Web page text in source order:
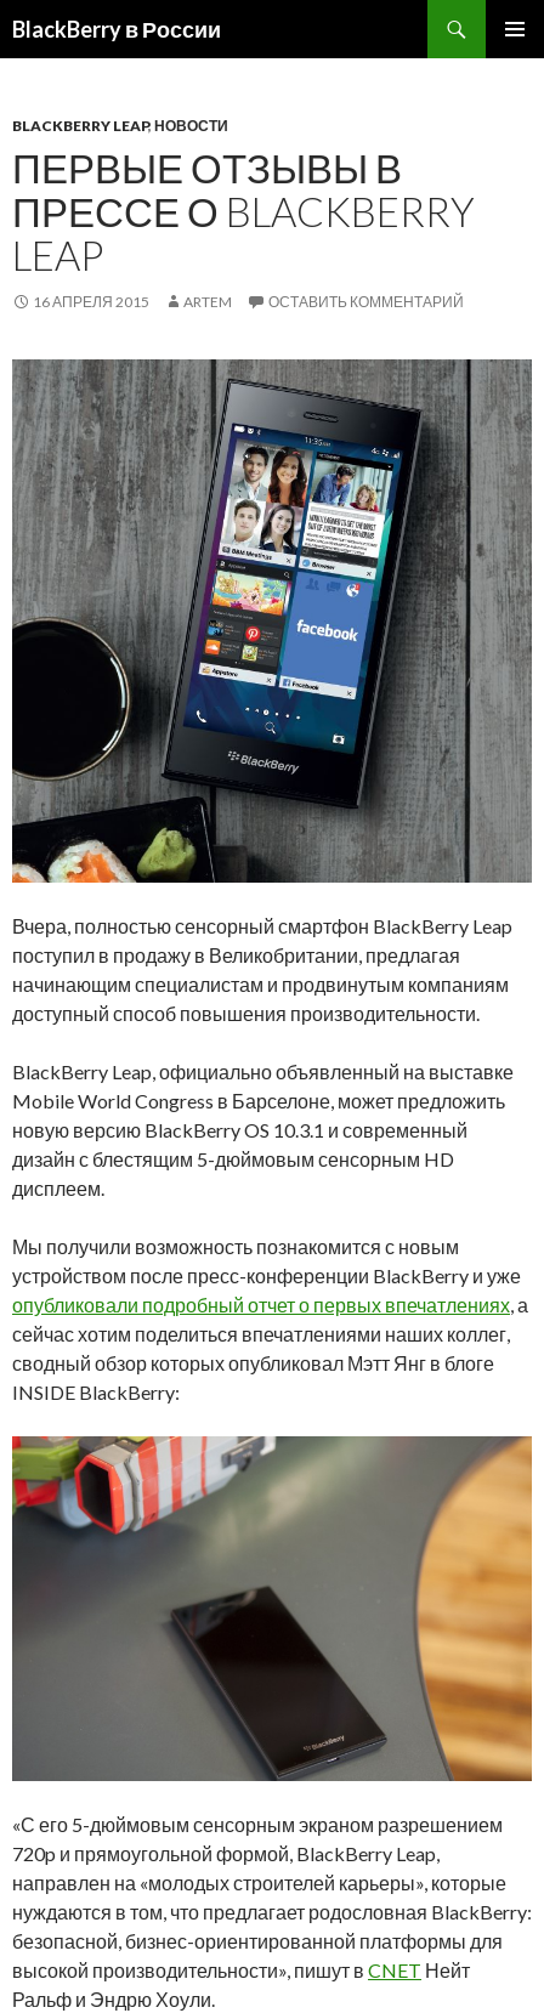
BlackBerry в России
BLACKBERRY LEAP, НОВОСТИ
ПЕРВЫЕ ОТЗЫВЫ В
ПРЕССЕ О BLACKBERRY
LEAP
16 АПРЕЛЯ 2015 ARTEM ОСТАВИТЬ КОММЕНТАРИЙ
Вчера, полностью сенсорный смартфон BlackBerry Leap
поступил в продажу в Великобритании, предлагая
начинающим специалистам и продвинутым компаниям
доступный способ повышения производительности.
BlackBerry Leap, официально объявленный на выставке
Mobile World Congress в Барселоне, может предложить
новую версию BlackBerry OS 10.3.1 и современный
дизайн с блестящим 5-дюймовым сенсорным HD
дисплеем.
Мы получили возможность познакомится с новым
устройством после пресс-конференции BlackBerry и уже
опубликовали подробный отчет о первых впечатлениях, а
сейчас хотим поделиться впечатлениями наших коллег,
сводный обзор которых опубликовал Мэтт Янг в блоге
INSIDE BlackBerry:
«С его 5-дюймовым сенсорным экраном разрешением
720p и прямоугольной формой, BlackBerry Leap,
направлен ​​на «молодых строителей карьеры», которые
нуждаются в том, что предлагает родословная BlackBerry:
безопасной, бизнес-ориентированной платформы для
высокой производительности», пишут в CNET Нейт
Ральф и Эндрю Хоули.